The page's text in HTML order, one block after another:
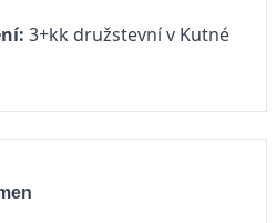
3+kk družstevní v Kutné